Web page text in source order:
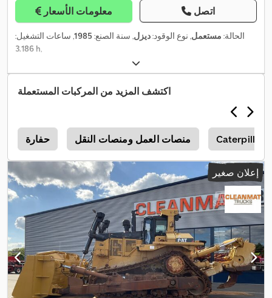
معلومات الأسعار اتصل
الحالة: مستعمل, نوع الوقود:ديزل, سنة الصنع: 1985, ساعات التشغيل:
3.186 h,
اكتشف المزيد من المركبات المستعملة
حفارة منصات العمل ومنصات النقل Caterpillar
إعلان صغير